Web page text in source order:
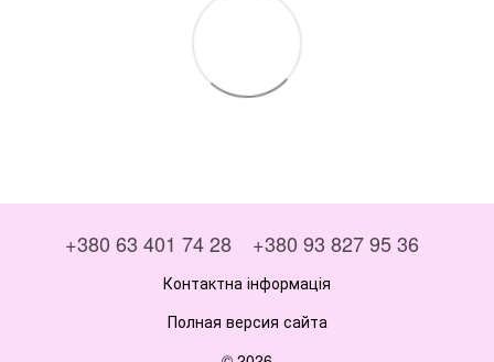
+380 63 401 74 28 +380 93 827 95 36
Контактна інформація
Полная версия сайта